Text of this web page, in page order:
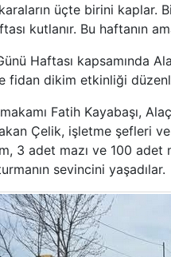
üçte birini kaplar.
kutlanır. Bu haftanın
Haftası kapsamında
fidan dikim etkinliği
Fatih Kayabaşı,
Çelik, işletme şefleri ve
3 adet mazı ve 100 adet
sevincini yaşadılar.